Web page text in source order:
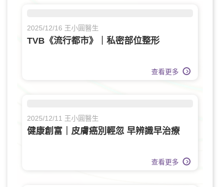
2025/12/16 王小圓醫生
TVB《流行都市》｜私密部位整形
查看更多
2025/12/11 王小圓醫生
健康創富｜皮膚癌別輕忽 早辨識早治療
查看更多